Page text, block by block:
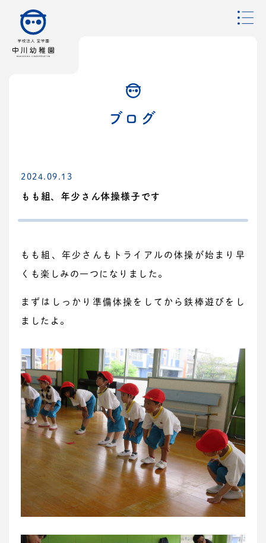
ブログ
2024.09.13
もも組、年少さん体操様子です
もも組、年少さんもトライアルの体操が始まり早
くも楽しみの一つになりました。
まずはしっかり準備体操をしてから鉄棒遊びをし
ましたよ。